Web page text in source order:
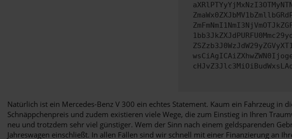
Natürlich ist ein Mercedes-Benz V 300 ein echtes Statement. Kaum ein Fahrzeug
Schnäppchenpreis und zudem existieren viele Wege, die zum Einstieg in Ihren
neu und trotzdem sehr viel günstiger. Wem der Sinn nach einem geldsparenden
Jahreswagen einschließt. In allen Fällen sind wir schnell mit einer Finanzierung an